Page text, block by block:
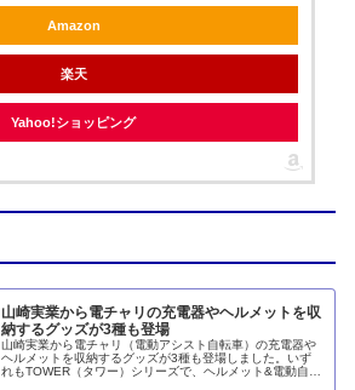
Amazon
楽天
Yahoo!ショッピング
山崎実業から電チャリの充電器やヘルメットを収
納するグッズが3種も登場
山崎実業から電チャリ（電動アシスト自転車）の充電器や
ヘルメットを収納するグッズが3種も登場しました。いず
れもTOWER（タワー）シリーズで、ヘルメット&電動自転